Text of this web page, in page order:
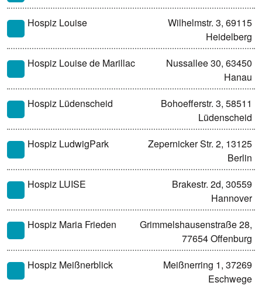
Hospiz Louise
Wilhelmstr. 3, 69115
Heidelberg
Hospiz Louise de Marillac
Nussallee 30, 63450
Hanau
Hospiz Lüdenscheid
Bohoefferstr. 3, 58511
Lüdenscheid
Hospiz LudwigPark
Zepernicker Str. 2, 13125
Berlin
Hospiz LUISE
Brakestr. 2d, 30559
Hannover
Hospiz Maria Frieden
Grimmelshausenstraße 28,
77654 Offenburg
Hospiz Meißnerblick
Meißnerring 1, 37269
Eschwege